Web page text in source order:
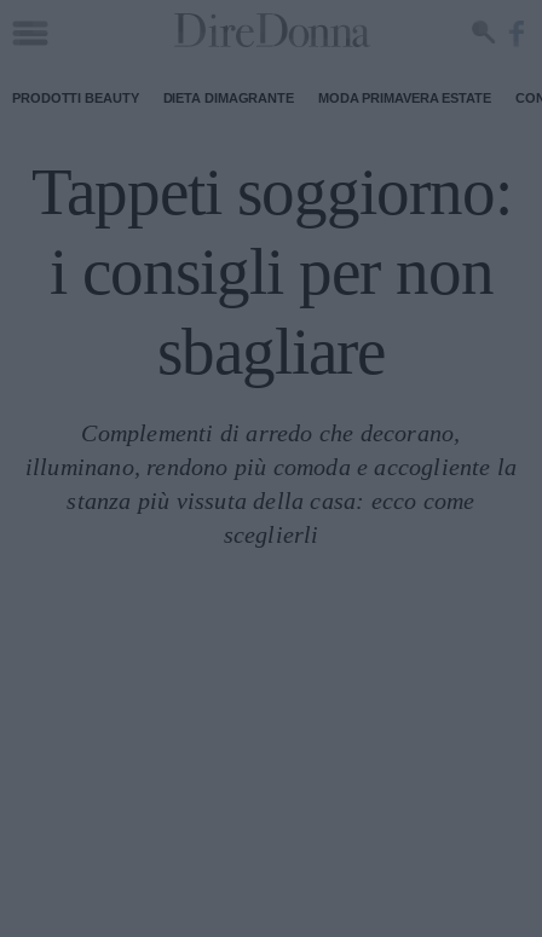
PRODOTTI BEAUTY DIETA DIMAGRANTE MODA PRIMAVERA ESTATE
Tappeti soggiorno:
i consigli per non
sbagliare
Complementi di arredo che decorano,
illuminano, rendono più comoda e accogliente la
stanza più vissuta della casa: ecco come
sceglierli